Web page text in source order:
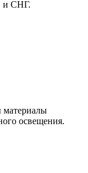
и СНГ.
материалы
освещения.